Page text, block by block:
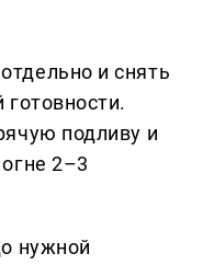
и снять
подливу и
2–3
нужной